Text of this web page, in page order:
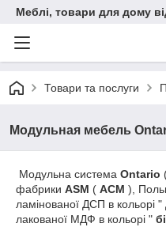
Меблі, товари для дому
Товари та послуги
Модульная мебель
Модульна система Ontario
фабрики ASM ( АСМ ),
ламінованої ДСП в кольорі "
лакованої МДФ в кольорі "